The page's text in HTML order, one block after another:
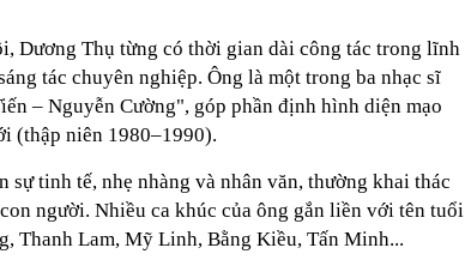
Dương Thụ từng có thời gian dài công tác trong lĩnh
tác chuyên nghiệp. Ông là một trong ba nhạc sĩ
– Nguyễn Cường", góp phần định hình diện mạo
(thập niên 1980–1990).
sự tinh tế, nhẹ nhàng và nhân văn, thường khai thác
người. Nhiều ca khúc của ông gắn liền với tên tuổi
Thanh Lam, Mỹ Linh, Bằng Kiều, Tấn Minh...